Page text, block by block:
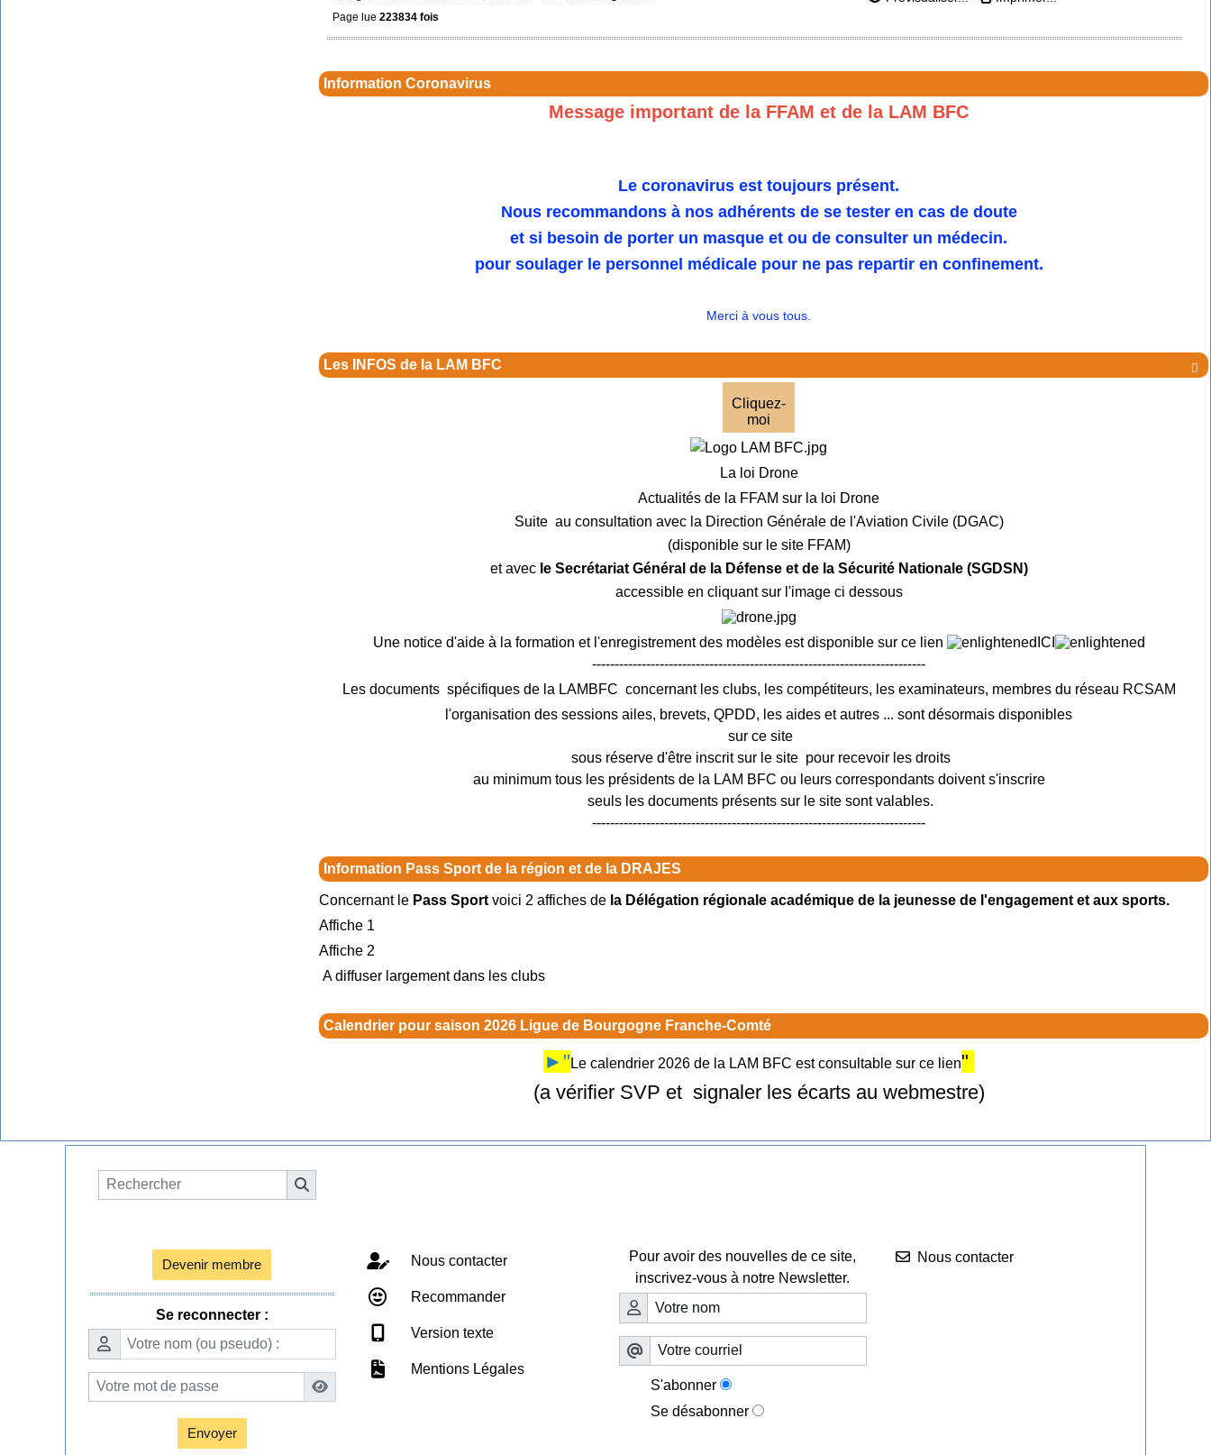
Page lue 223834 fois
Information Coronavirus
Message important de la FFAM et de la LAM BFC
Le coronavirus est toujours présent.
Nous recommandons à nos adhérents de se tester en cas de doute
et si besoin de porter un masque et ou de consulter un médecin.
pour soulager le personnel médicale pour ne pas repartir en confinement.
Merci à vous tous.

Les INFOS de la LAM BFC
Cliquez-
moi
La loi Drone
Actualités de la FFAM sur la loi Drone
Suite au consultation avec la Direction Générale de l'Aviation Civile (DGAC)
(disponible sur le site FFAM)
et avec le Secrétariat Général de la Défense et de la Sécurité Nationale (SGDSN)
accessible en cliquant sur l'image ci dessous
Une notice d'aide à la formation et l'enregistrement des modèles est disponible sur ce lien
ICI
--------------------------------------------------------------------------
Les documents spécifiques de la LAMBFC concernant les clubs, les compétiteurs, les examinateurs, membres du réseau RCSAM
l'organisation des sessions ailes, brevets, QPDD, les aides et autres ... sont désormais disponibles
sur ce site
sous réserve d'être inscrit sur le site pour recevoir les droits
au minimum tous les présidents de la LAM BFC ou leurs correspondants doivent s'inscrire
seuls les documents présents sur le site sont valables.
--------------------------------------------------------------------------
Information Pass Sport de la région et de la DRAJES
Concernant le Pass Sport voici 2 affiches de la Délégation régionale académique de la jeunesse de l'engagement et aux sports.
Affiche 1
Affiche 2
A diffuser largement dans les clubs
Calendrier pour saison 2026 Ligue de Bourgogne Franche-Comté
►" Le calendrier 2026 de la LAM BFC est consultable sur ce lien"
(a vérifier SVP et signaler les écarts au webmestre)
Devenir membre
Se reconnecter :
Envoyer
Nous contacter
Recommander
Version texte
Mentions Légales
Pour avoir des nouvelles de ce site,
inscrivez-vous à notre Newsletter.
S'abonner
Se désabonner
Nous contacter